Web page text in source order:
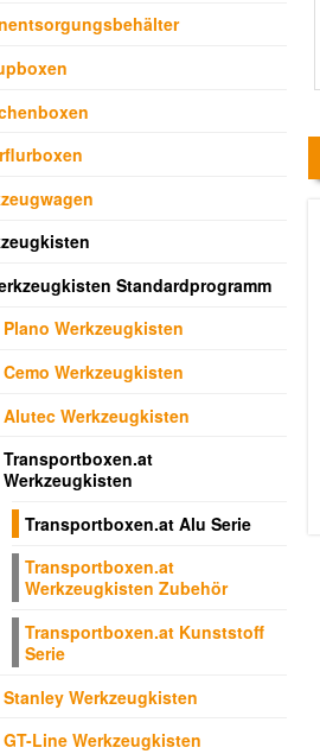
Standardprogramm
Plano Werkzeugkisten
Cemo Werkzeugkisten
Alutec Werkzeugkisten
Transportboxen.at
Werkzeugkisten
Transportboxen.at Alu Serie
Transportboxen.at
Werkzeugkisten Zubehör
Transportboxen.at Kunststoff
Serie
Stanley Werkzeugkisten
GT-Line Werkzeugkisten